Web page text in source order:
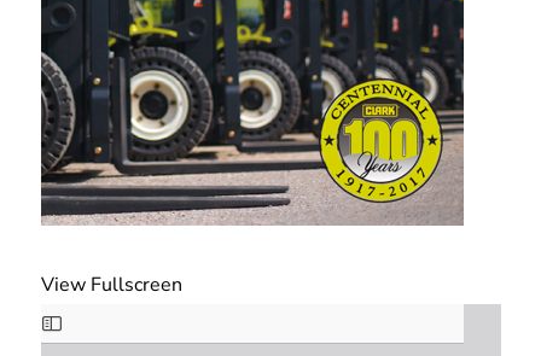
View Fullscreen
Zum